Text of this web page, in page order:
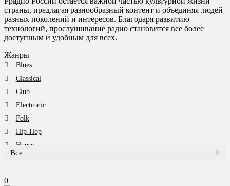
страны, предлагая разнообразный контент и объединяя людей
разных поколений и интересов. Благодаря развитию
технологий, прослушивание радио становится все более
доступным и удобным для всех.
Жанры
Blues
Classical
Club
Electronic
Folk
Hip-Hop
House
Все
0